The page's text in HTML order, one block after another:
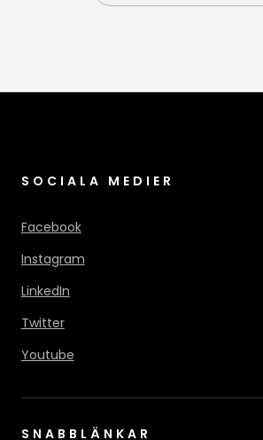
SOCIALA MEDIER
Facebook
Instagram
LinkedIn
Twitter
Youtube
SNABBLÄNKAR